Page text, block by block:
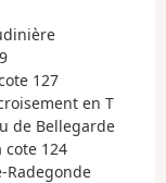
127
en T
de Bellegarde
cote 124
Radegonde